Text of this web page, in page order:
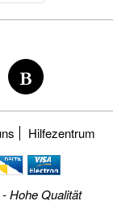
Hilfezentrum
Hohe Qualität